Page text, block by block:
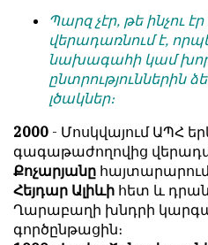
Պարզ չէր, թե ինչու
վերադառնում է,
նախագահի կամ
ընտրություններին
լծակներ։
2000 - Մոսկվայում ԱՊՀ
գագաթաժողովից
Քոչարյանը հայտարարում
Հեյդար Ալիևի հետ և
Ղարաբաղի խնդրի
գործընթացին։